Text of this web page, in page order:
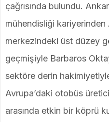
çağrısında bulundu.
mühendisliği kariyerinden
merkezindeki üst düzey
geçmişiyle Barbaros
sektöre derin
Avrupa’daki otobüs
arasında etkin bir köprü